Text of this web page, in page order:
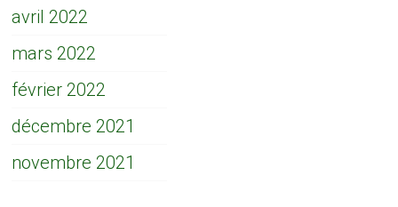
avril 2022
mars 2022
février 2022
décembre 2021
novembre 2021